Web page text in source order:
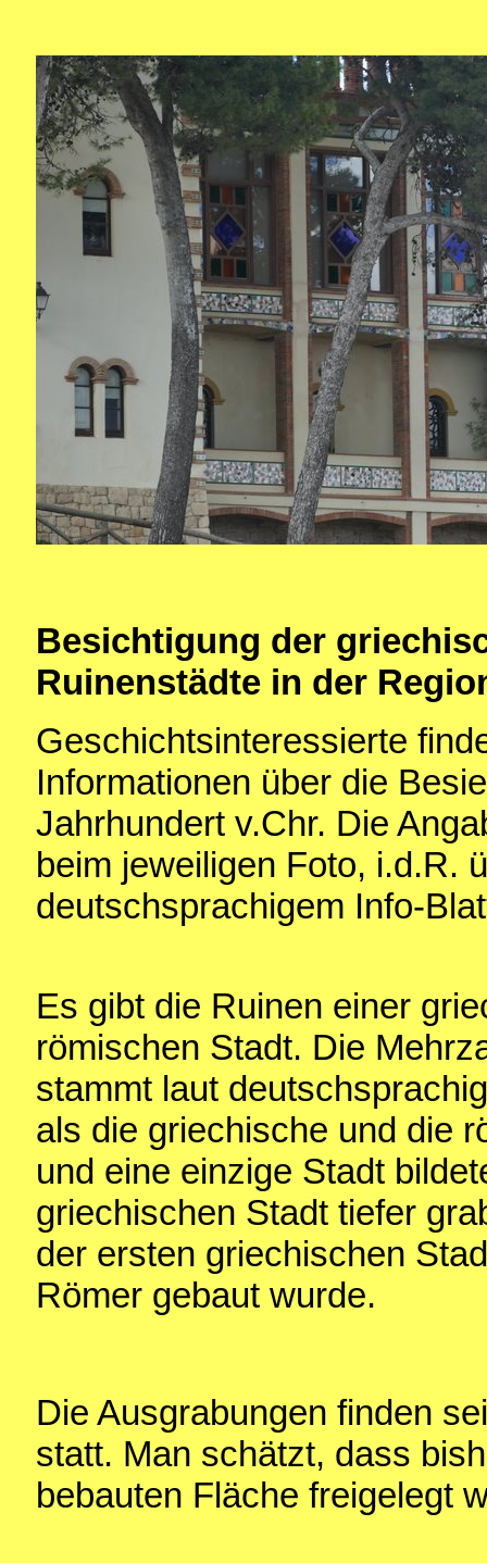
Besichtigung der
Ruinenstädte in der
Geschichtsinteressierte
Informationen über die
Jahrhundert v.Chr. Die
beim jeweiligen Foto, i.d.R.
deutschsprachigem Info-
Es gibt die Ruinen einer
römischen Stadt. Die
stammt laut
als die griechische und die
und eine einzige Stadt
griechischen Stadt tiefer
der ersten griechischen
Römer gebaut wurde.
Die Ausgrabungen finden
statt. Man schätzt, dass
bebauten Fläche freigelegt